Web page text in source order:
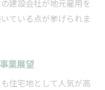
建設会社が地元雇用を
ている点が挙げられま
業展望
住宅地として人気が高